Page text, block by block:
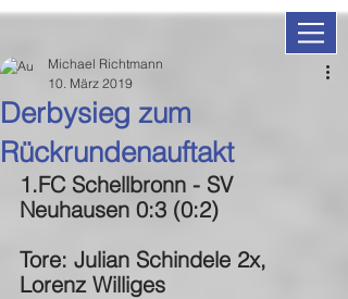
Derbysieg zum
Rückrundenauftakt
Michael Richtmann
10. März 2019
1.FC Schellbronn - SV
Neuhausen 0:3 (0:2)
Tore: Julian Schindele 2x,
Lorenz Williges